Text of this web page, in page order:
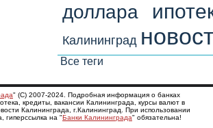
доллара
Калининград
Все теги
" (С) 2007-2024. Подробная информация о банках
кредиты, вакансии Калининграда, курсы валют в
Калининграда, г.Калининград. При использовании
гиперссылка на "Банки Калининграда" обязательна!